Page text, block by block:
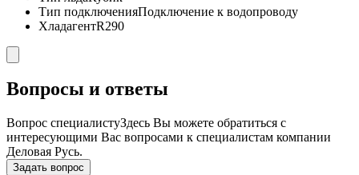
Тип подключенияПодключение к водопроводу
ХладагентR290
Вопросы и ответы
Вопрос специалистуЗдесь Вы можете обратиться с
интересующими Вас вопросами к специалистам компании
Деловая Русь.
Задать вопрос